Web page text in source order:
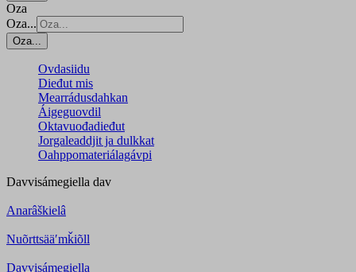
Oza
Oza...
Oza...
Ovdasiidu
Dieđut mis
Mearrádusdahkan
Áigeguovdil
Oktavuođadieđut
Jorgaleaddjit ja dulkkat
Oahppomateriálagávpi
Davvisámegiella dav
Anarâškielâ
Nuõrttsääʹmǩiõll
Davvisámegiella